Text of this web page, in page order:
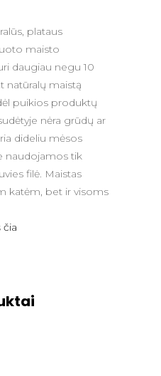
plataus
maisto
daugiau negu 10
natūralų maistą
puikios produktų
nėra grūdų ar
dideliu mėsos
naudojamos tik
filė. Maistas
katėm, bet ir visoms
čia